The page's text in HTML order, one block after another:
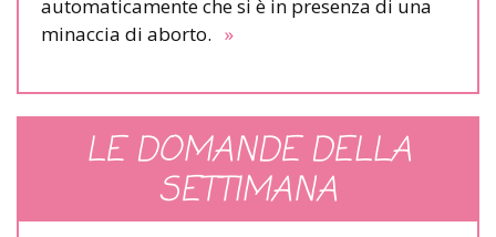
automaticamente che si è in presenza di una
minaccia di aborto. »
LE DOMANDE DELLA
SETTIMANA